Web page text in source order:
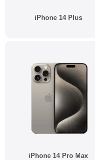
iPhone 14 Plus
iPhone 14 Pro Max